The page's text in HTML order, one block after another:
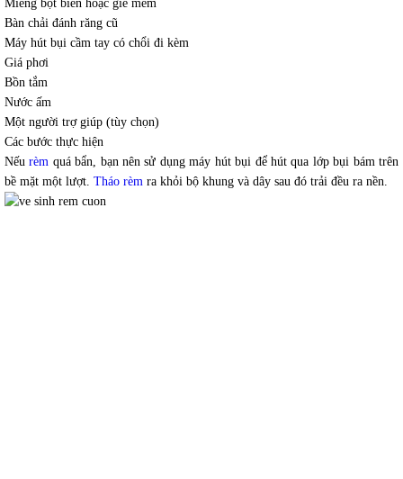
Miếng bọt biển hoặc giẻ mềm
Bàn chải đánh răng cũ
Máy hút bụi cầm tay có chổi đi kèm
Giá phơi
Bồn tắm
Nước ấm
Một người trợ giúp (tùy chọn)
Các bước thực hiện
Nếurèm quá bẩn, bạn nên sử dụng máy hút bụi để hút qua lớp bụi bám trên
bề mặt một lượt. Tháo rèm ra khỏi bộ khung và dây sau đó trải đều ra nền.